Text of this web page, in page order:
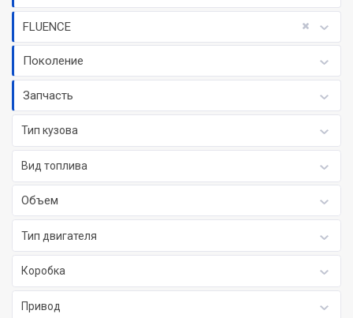
FLUENCE
Поколение
Запчасть
Тип кузова
Вид топлива
Объем
Тип двигателя
Коробка
Привод